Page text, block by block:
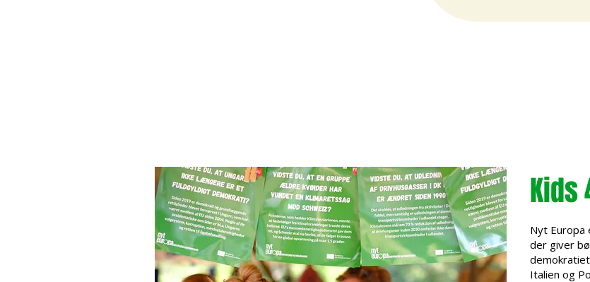
Kids
Nyt Europa
der giver
Italien og